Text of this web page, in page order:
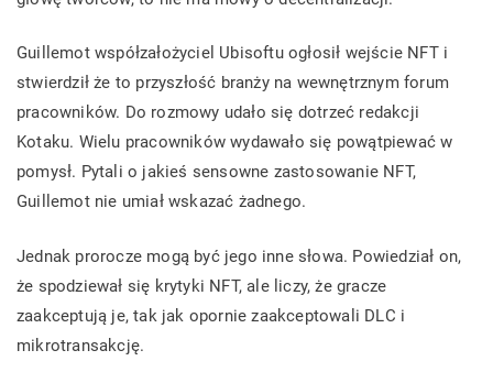
Guillemot współzałożyciel Ubisoftu ogłosił wejście NFT i
stwierdził że to przyszłość branży na wewnętrznym forum
pracowników. Do rozmowy udało się dotrzeć redakcji
Kotaku. Wielu pracowników wydawało się powątpiewać w
pomysł. Pytali o jakieś sensowne zastosowanie NFT,
Guillemot nie umiał wskazać żadnego.
Jednak prorocze mogą być jego inne słowa. Powiedział on,
że spodziewał się krytyki NFT, ale liczy, że gracze
zaakceptują je, tak jak opornie zaakceptowali DLC i
mikrotransakcję.